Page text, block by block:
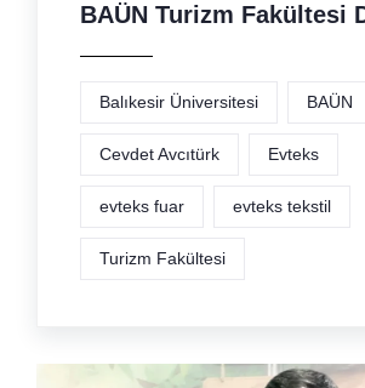
BAÜN Turizm Fakültesi
Balıkesir Üniversitesi BAÜN
Cevdet Avcıtürk Evteks
evteks fuar evteks tekstil
Turizm Fakültesi